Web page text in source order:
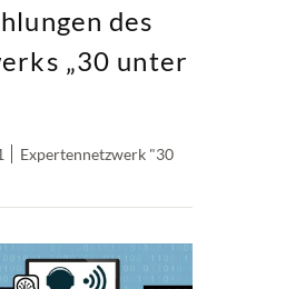
des
„30 unter
Expertennetzwerk "30